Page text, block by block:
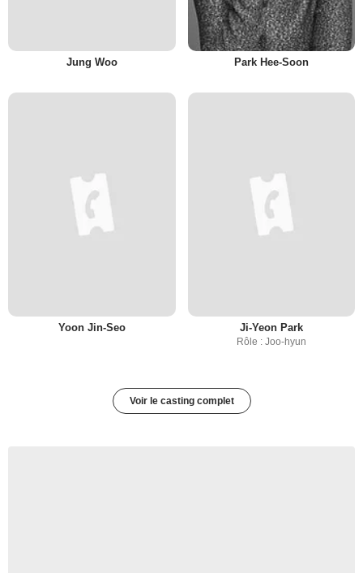
Jung Woo Park Hee-Soon
Yoon Jin-Seo Ji-Yeon Park
Rôle : Joo-hyun
Voir le casting complet